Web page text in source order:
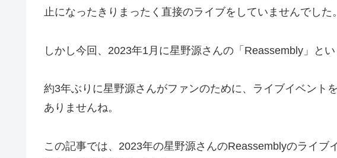
止になったきりまったく直接のライブをしていませんでした。
しかし今回、2023年1月に星野源さんの「Reassembly」と
約3年ぶりに星野源さんがファンのために、ライブイベント
ありませんね。
この記事では、2023年の星野源さんのReassemblyのライブ